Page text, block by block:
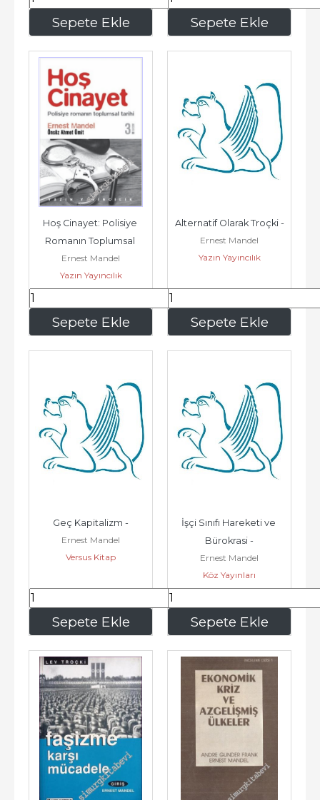
Sepete Ekle
350,00 Sepete Ekle
140,00
Sepete Ekle
Hoş Cinayet: Polisiye
Romanın Toplumsal
Tarihi -
Ernest Mandel
Yazın Yayıncılık
245,00 Sepete Ekle
Alternatif Olarak Troçki -
Ernest Mandel
Yazın Yayıncılık
280,00
Sepete Ekle
Geç Kapitalizm -
Ernest Mandel
Versus Kitap
702,00 Sepete Ekle
İşçi Sınıfı Hareketi ve
Bürokrasi -
Ernest Mandel
Köz Yayınları
39,60